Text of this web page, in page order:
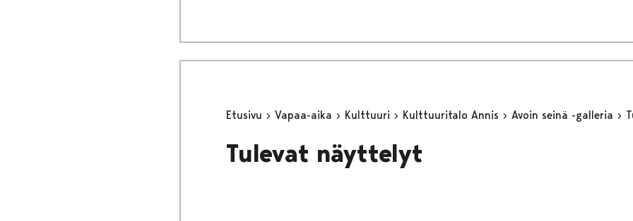
Etusivu Vapaa-aika Kulttuuri Kulttuuritalo Annis Avoin seinä -galleria
Tulevat näyttelyt